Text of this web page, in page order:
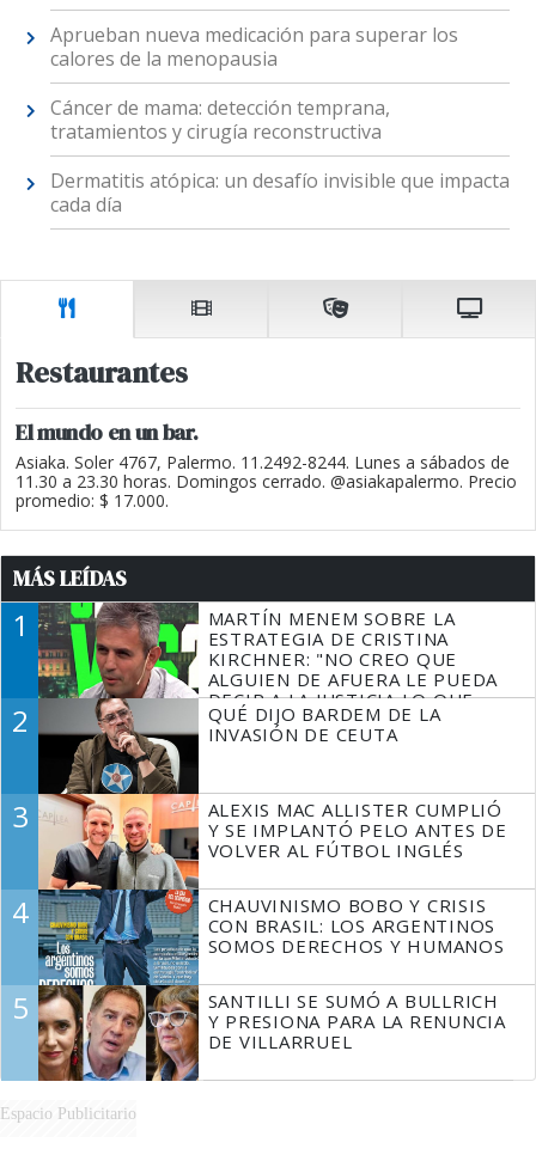
Aprueban nueva medicación para superar los
calores de la menopausia
Cáncer de mama: detección temprana,
tratamientos y cirugía reconstructiva
Dermatitis atópica: un desafío invisible que impacta
cada día
Restaurantes
El mundo en un bar.
Asiaka. Soler 4767, Palermo. 11.2492-8244. Lunes a sábados de
11.30 a 23.30 horas. Domingos cerrado. @asiakapalermo. Precio
promedio: $ 17.000.
MÁS LEÍDAS
1
MARTÍN MENEM SOBRE LA
ESTRATEGIA DE CRISTINA
KIRCHNER: "NO CREO QUE
ALGUIEN DE AFUERA LE PUEDA
DECIR A LA JUSTICIA LO QUE
TIENE QUE HACER"
2
QUÉ DIJO BARDEM DE LA
INVASIÓN DE CEUTA
3
ALEXIS MAC ALLISTER CUMPLIÓ
Y SE IMPLANTÓ PELO ANTES DE
VOLVER AL FÚTBOL INGLÉS
4
CHAUVINISMO BOBO Y CRISIS
CON BRASIL: LOS ARGENTINOS
SOMOS DERECHOS Y HUMANOS
5
SANTILLI SE SUMÓ A BULLRICH
Y PRESIONA PARA LA RENUNCIA
DE VILLARRUEL
Espacio Publicitario